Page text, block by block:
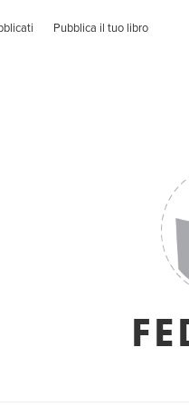
Pubblica il tuo libro